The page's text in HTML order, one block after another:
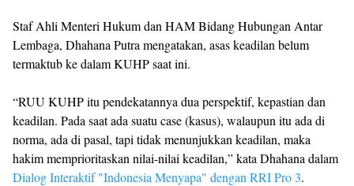
Staf Ahli Menteri Hukum dan HAM Bidang Hubungan Antar
Lembaga, Dhahana Putra mengatakan, asas keadilan belum
termaktub ke dalam KUHP saat ini.
“RUU KUHP itu pendekatannya dua perspektif, kepastian dan
keadilan. Pada saat ada suatu case (kasus), walaupun itu ada di
norma, ada di pasal, tapi tidak menunjukkan keadilan, maka
hakim memprioritaskan nilai-nilai keadilan,” kata Dhahana dalam
Dialog Interaktif "Indonesia Menyapa" dengan RRI Pro 3.